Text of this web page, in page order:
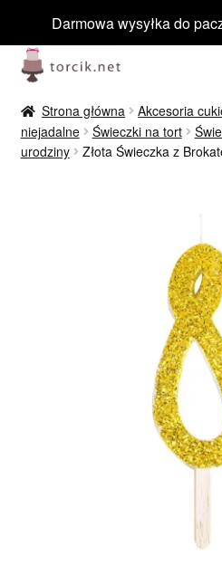
Darmowa wysyłka do
Przejdź
do
nawigacji
Przejdź
do
treści
Jadalne
Niejadalne
Ozdoby na tort weselny
Strona główna Akcesoria
niejadalne
Świeczki na tort
urodziny
Złota Świeczka z